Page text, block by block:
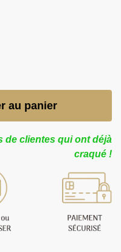
au panier
de clientes qui ont déjà
craqué !